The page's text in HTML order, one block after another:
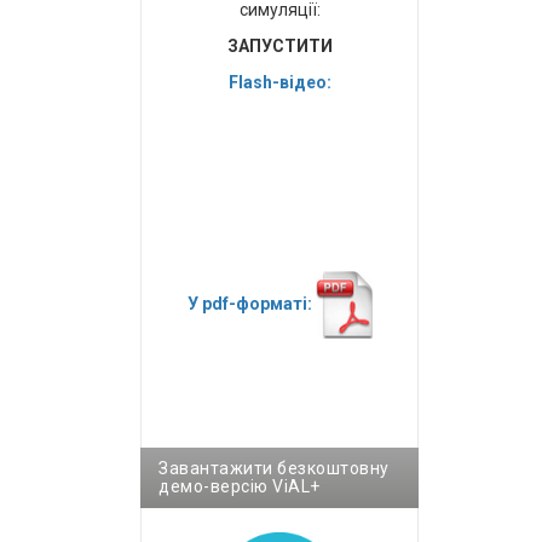
симуляції:
ЗАПУСТИТИ
Flash-відео:
У pdf-форматі:
Завантажити безкоштовну
демо-версію ViAL+